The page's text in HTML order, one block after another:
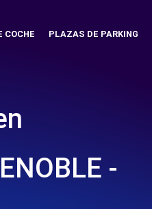
COCHE PLAZAS DE PARKING
-